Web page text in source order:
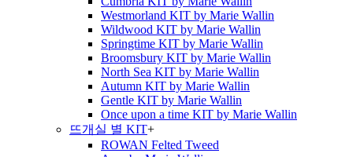
Westmorland KIT by Marie Wallin
Wildwood KIT by Marie Wallin
Springtime KIT by Marie Wallin
Broomsbury KIT by Marie Wallin
North Sea KIT by Marie Wallin
Autumn KIT by Marie Wallin
Gentle KIT by Marie Wallin
Once upon a time KIT by Marie Wallin
뜨개실 별 KIT+
ROWAN Felted Tweed